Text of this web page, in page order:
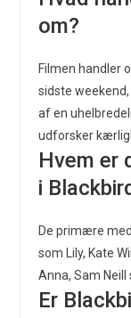
om?
Filmen handler
sidste
af en
udforsker
Hvem er
i
De primære
som Lily, Kate
Anna, Sam Neill
Er